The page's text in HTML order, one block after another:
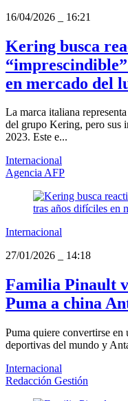
16/04/2026
16:21
Kering busca
en mercado del
La marca italiana
del grupo Kering, pero sus
2023. Este e...
Internacional
Agencia AFP
Internacional
27/01/2026
14:18
Familia Pinault
Puma a china
Puma quiere convertirse en
deportivas del mundo y
Internacional
Redacción Gestión